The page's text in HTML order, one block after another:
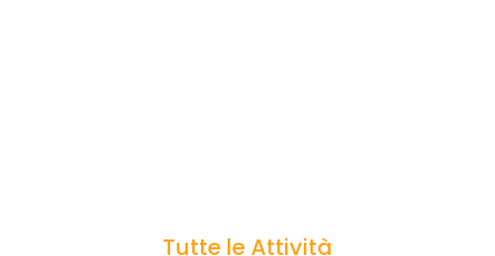
Tutte le Attività